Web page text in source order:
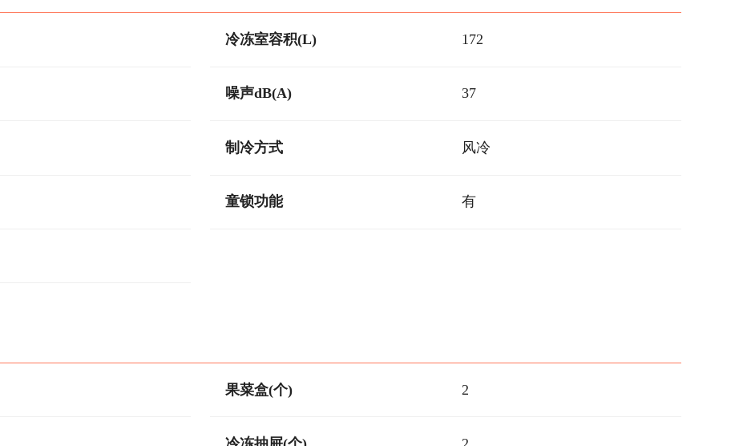
冷冻室容积(L) 172
噪声dB(A) 37
制冷方式 风冷
童锁功能 有
果菜盒(个) 2